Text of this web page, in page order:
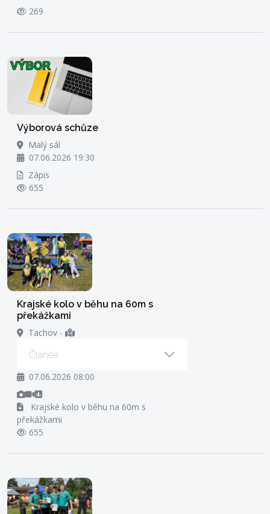
269
Výborová schůze
Malý sál
07.06.2026 19:30
Zápis
655
Krajské kolo v běhu na 60m s
překážkami
Tachov -
Článek
07.06.2026 08:00
Krajské kolo v běhu na 60m s
překážkami
655